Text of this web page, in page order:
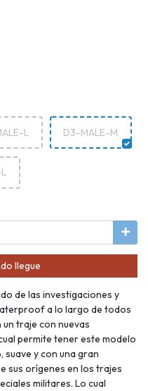
L D3-MALE-M
llegue
de las investigaciones y
a lo largo de todos
traje con nuevas
permite tener este modelo
y con una gran
sus orígenes en los trajes
militares. Lo cual